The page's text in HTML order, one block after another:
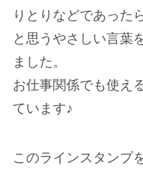
りとりなどであった
と思うやさしい言葉
ました。
お仕事関係でも使え
ています♪
このラインスタンプ